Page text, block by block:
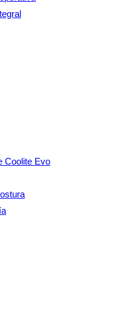
Coolite Evo